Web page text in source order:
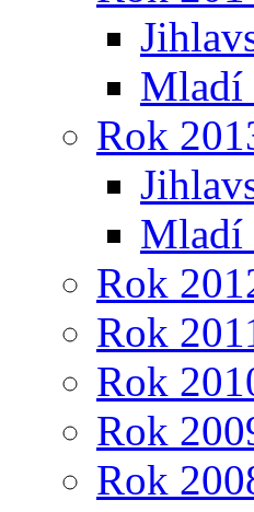
Mladí
Rok
Mladí
Rok
Rok
Rok
Rok
Rok